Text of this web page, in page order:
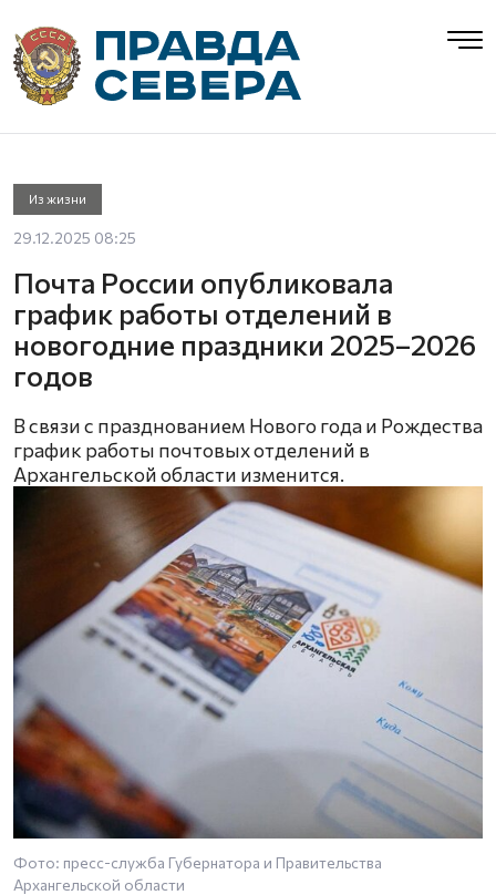
Из жизни
29.12.2025 08:25
Почта России опубликовала
график работы отделений в
новогодние праздники 2025–2026
годов
В связи с празднованием Нового года и Рождества
график работы почтовых отделений в
Архангельской области изменится.
Фото: пресс-служба Губернатора и Правительства
Архангельской области